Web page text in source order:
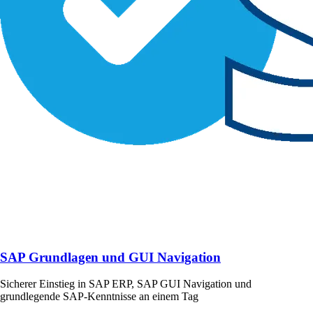
SAP Grundlagen und GUI Navigation
Sicherer Einstieg in SAP ERP, SAP GUI Navigation und
grundlegende SAP-Kenntnisse an einem Tag